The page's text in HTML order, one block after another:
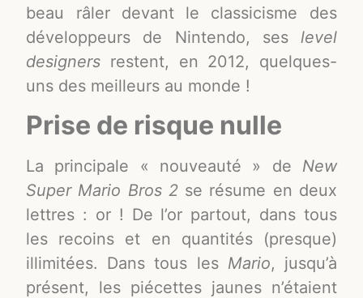
beau râler devant le classicisme des
développeurs de Nintendo, ses level
designers restent, en 2012, quelques-
uns des meilleurs au monde !
Prise de risque nulle
La principale « nouveauté » de New
Super Mario Bros 2se résume en deux
lettres : or ! De l’or partout, dans tous
les recoins et en quantités (presque)
illimitées. Dans tous les Mario, jusqu’à
présent, les piécettes jaunes n’étaient